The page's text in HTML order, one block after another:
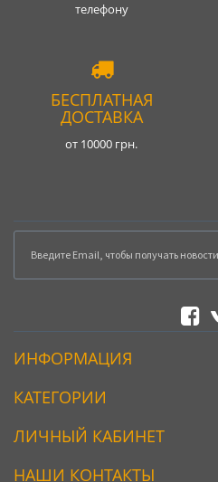
телефону
БЕСПЛАТНАЯ
ДОСТАВКА
от 10000 грн.
ИНФОРМАЦИЯ
КАТЕГОРИИ
ЛИЧНЫЙ КАБИНЕТ
НАШИ КОНТАКТЫ